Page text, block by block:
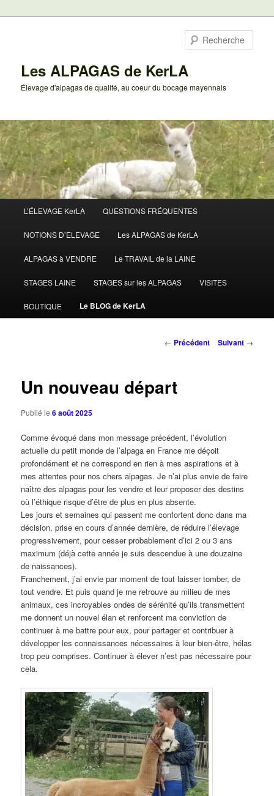
Les ALPAGAS de KerLA
Élevage d'alpagas de qualité, au coeur du bocage mayennais
principal
L’ÉLEVAGE KerLA QUESTIONS FRÉQUENTES
NOTIONS D’ELEVAGE Les ALPAGAS de KerLA
ALPAGAS à VENDRE Le TRAVAIL de la LAINE
STAGES LAINE STAGES sur les ALPAGAS VISITES
BOUTIQUE Le BLOG de KerLA
Navigation
← Précédent Suivant →
Un nouveau départ
Publié le6 août 2025
Comme évoqué dans mon message précédent, l’évolution
actuelle du petit monde de l’alpaga en France me déçoit
profondément et ne correspond en rien à mes aspirations et à
mes attentes pour nos chers alpagas. Je n’ai plus envie de faire
naître des alpagas pour les vendre et leur proposer des destins
où l’éthique risque d’être de plus en plus absente.
Les jours et semaines qui passent me confortent donc dans ma
décision, prise en cours d’année dernière, de réduire l’élevage
progressivement, pour cesser probablement d’ici 2 ou 3 ans
maximum (déjà cette année je suis descendue à une douzaine
de naissances).
Franchement, j’ai envie par moment de tout laisser tomber, de
tout vendre. Et puis quand je me retrouve au milieu de mes
animaux, ces incroyables ondes de sérénité qu’ils transmettent
me donnent un nouvel élan et renforcent ma conviction de
continuer à me battre pour eux, pour partager et contribuer à
développer les connaissances nécessaires à leur bien-être, hélas
trop peu comprises. Continuer à élever n’est pas nécessaire pour
cela.